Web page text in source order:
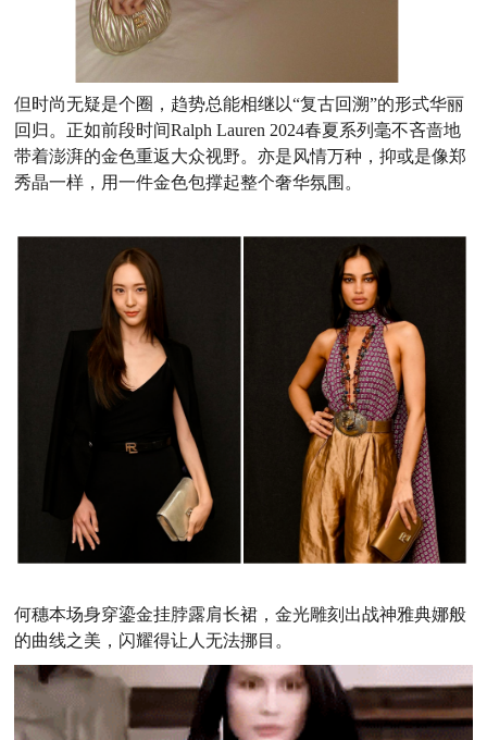
但时尚无疑是个圈，趋势总能相继以“复古回溯”的形式华丽
回归。正如前段时间Ralph Lauren 2024春夏系列毫不吝啬地
带着澎湃的金色重返大众视野。亦是风情万种，抑或是像郑
秀晶一样，用一件金色包撑起整个奢华氛围。
何穗本场身穿鎏金挂脖露肩长裙，金光雕刻出战神雅典娜般
的曲线之美，闪耀得让人无法挪目。